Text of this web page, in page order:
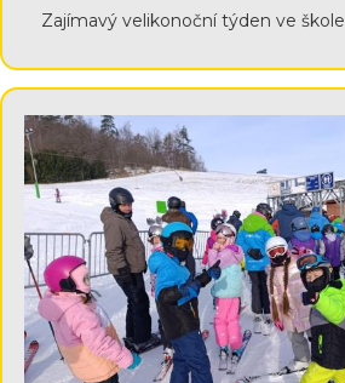
Zajímavý velikonoční týden ve škole